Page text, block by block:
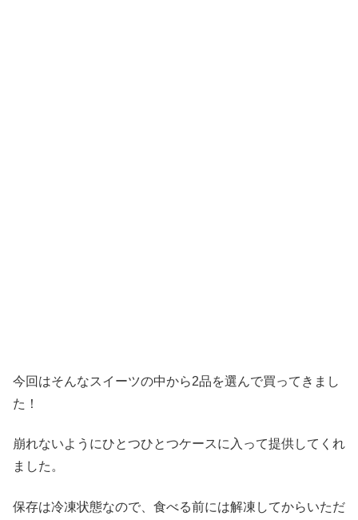
今回はそんなスイーツの中から2品を選んで買ってきまし
た！
崩れないようにひとつひとつケースに入って提供してくれ
ました。
保存は冷凍状態なので、食べる前には解凍してからいただ